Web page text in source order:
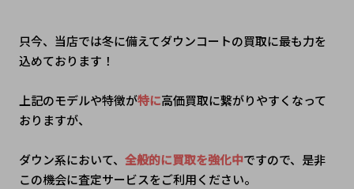
只今、当店では冬に備えてダウンコートの買取に最も力を
込めております！
上記のモデルや特徴が特に高価買取に繋がりやすくなって
おりますが、
ダウン系において、 全般的に買取を強化中ですので、是非
この機会に査定サービスをご利用ください。